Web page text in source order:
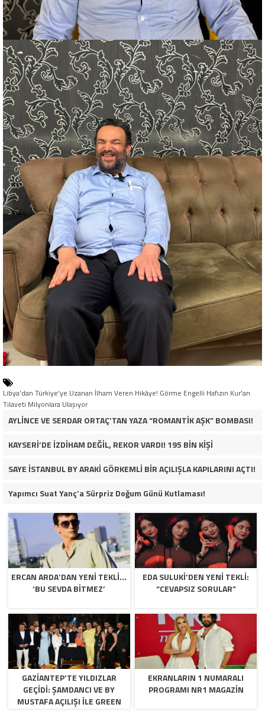
Libya'dan Türkiye'ye Uzanan İlham Veren Hikâye! Görme Engelli Hafızın Kur'an
Tilaveti Milyonlara Ulaşıyor
AYLİNCE VE SERDAR ORTAÇ’TAN YAZA “ROMANTİK AŞK” BOMBASI!
KAYSERİ’DE İZDİHAM DEĞİL, REKOR VARDI! 195 BİN KİŞİ
SAYE İSTANBUL BY ARAKİ GÖRKEMLİ BİR AÇILIŞLA KAPILARINI AÇTI!
Yapımcı Suat Yanç’a Sürpriz Doğum Günü Kutlaması!
ERCAN ARDA’DAN YENI TEKLI…
‘BU SEVDA BITMEZ’
EDA SULUKI’DEN YENI TEKLI:
“CEVAPSIZ SORULAR”
GAZİANTEP’TE YILDIZLAR
GEÇİDİ: ŞAMDANCI VE BY
MUSTAFA AÇILIŞI İLE GREEN
EKRANLARIN 1 NUMARALI
PROGRAMI NR1 MAGAZIN